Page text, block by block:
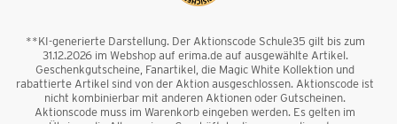
**KI-generierte Darstellung. Der Aktionscode Schule35 gilt bis zum
31.12.2026 im Webshop auf erima.de auf ausgewählte Artikel.
Geschenkgutscheine, Fanartikel, die Magic White Kollektion und
rabattierte Artikel sind von der Aktion ausgeschlossen. Aktionscode ist
nicht kombinierbar mit anderen Aktionen oder Gutscheinen.
Aktionscode muss im Warenkorb eingeben werden. Es gelten im